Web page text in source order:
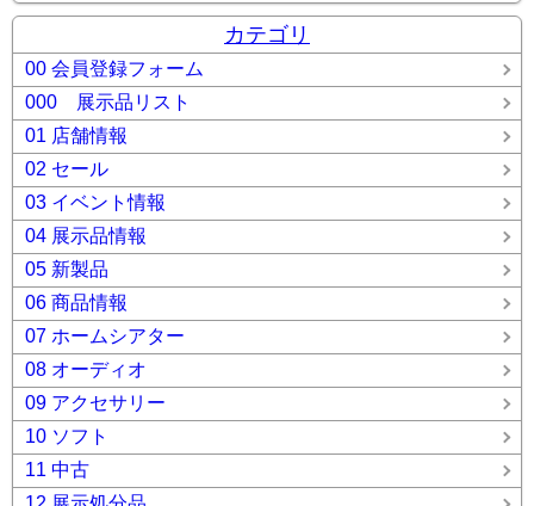
カテゴリ
00 会員登録フォーム
000 展示品リスト
01 店舗情報
02 セール
03 イベント情報
04 展示品情報
05 新製品
06 商品情報
07 ホームシアター
08 オーディオ
09 アクセサリー
10 ソフト
11 中古